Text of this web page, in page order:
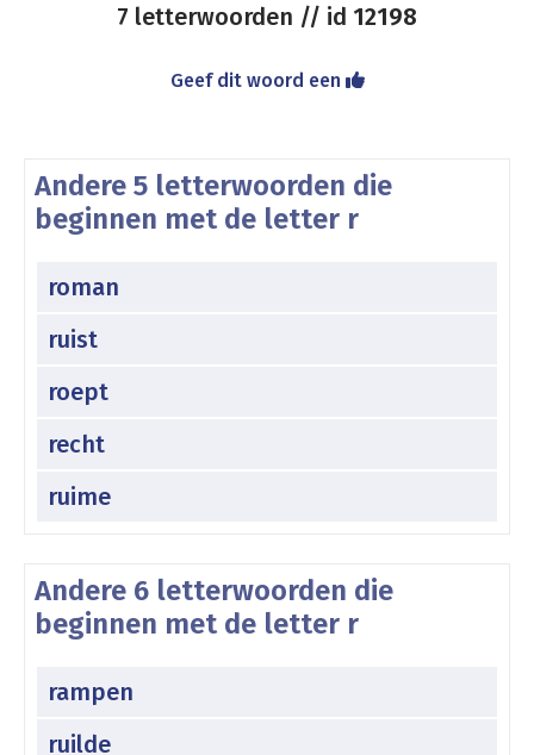
7 letterwoorden // id 12198
Geef dit woord een
Andere 5 letterwoorden die
beginnen met de letter r
roman
ruist
roept
recht
ruime
Andere 6 letterwoorden die
beginnen met de letter r
rampen
ruilde